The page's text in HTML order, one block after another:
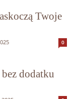
Twoje
0
dodatku